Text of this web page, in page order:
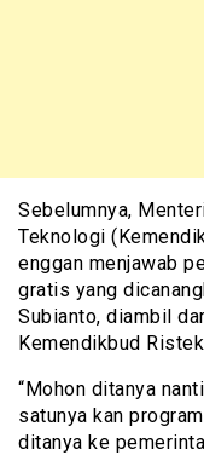
Sebelumnya,
Teknologi
enggan menjawab
gratis yang
Subianto, diambil
Kemendikbud
“Mohon ditanya
satunya kan
ditanya ke